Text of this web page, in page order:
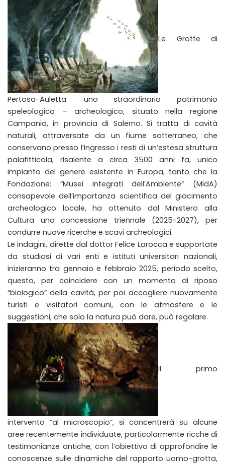
Le Grotte di
Pertosa-Auletta: uno straordinario patrimonio
speleologico – archeologico, situato nella regione
Campania, in provincia di Salerno. Si tratta di cavità
naturali, attraversate da un fiume sotterraneo, che
conservano presso l’ingresso i resti di un’estesa struttura
palafitticola, risalente a circa 3500 anni fa, unico
impianto del genere esistente in Europa, tanto che la
Fondazione: “Musei integrati dell’Ambiente” (MIdA)
consapevole dell’importanza scientifica del giacimento
archeologico locale, ha ottenuto dal Ministero alla
Cultura una concessione triennale (2025-2027), per
condurre nuove ricerche e scavi archeologici.
Le indagini, dirette dal dottor Felice Larocca e supportate
da studiosi di vari enti e istituti universitari nazionali,
inizieranno tra gennaio e febbraio 2025, periodo scelto,
questo, per coincidere con un momento di riposo
“biologico” della cavità, per poi accogliere nuovamente
turisti e visitatori comuni, con le atmosfere e le
suggestioni, che solo la natura può dare, può regalare.
Il primo
intervento “al microscopio”, si concentrerà su alcune
aree recentemente individuate, particolarmente ricche di
testimonianze antiche, con l’obiettivo di approfondire le
conoscenze sulle dinamiche del rapporto uomo-grotta,